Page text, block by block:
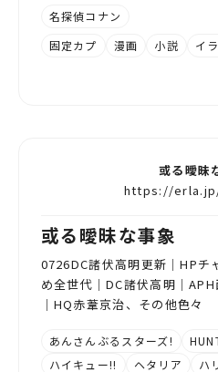
名探偵コナン
固定カプ
漫画 小説 イ
或る曖昧
https://
或る曖昧な事象
0726DC諸伏高明更新｜HPチ
め全世代｜DC諸伏高明｜
｜HQ赤葦京治、その他色々
あんさんぶるスターズ!
ハイキュー!!
ヘタリア ハ